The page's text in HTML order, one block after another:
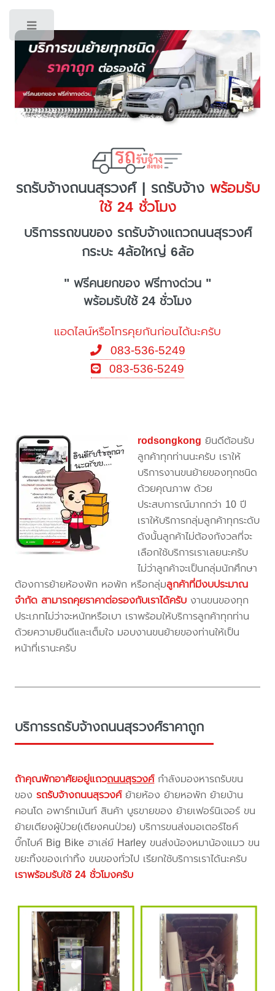
รถรับจ้างถนนสุรวงศ์ | รถรับจ้างพร้อมรับ
ใช้ 24 ชั่วโมง
บริการรถขนของ รถรับจ้างแถวถนนสุรวงศ์
กระบะ 4ล้อใหญ่ 6ล้อ
" ฟรีคนยกของ ฟรีทางด่วน "
พร้อมรับใช้ 24 ชั่วโมง
แอดไลน์หรือโทรคุยกันก่อนได้นะครับ
083-536-5249
083-536-5249
rodsongkong ยินดีต้อนรับ
ลูกค้าทุกท่านนะครับ เราให้
บริการงานขนย้ายของทุกชนิด
ด้วยคุณภาพ ด้วย
ประสบการณ์มากกว่า 10 ปี
เราให้บริการกลุ่มลูกค้าทุกระดับ
ดังนั้นลูกค้าไม่ต้องกังวลที่จะ
เลือกใช้บริการเราเลยนะครับ
ไม่ว่าลูกค้าจะเป็นกลุ่มนักศึกษา
ต้องการย้ายห้องพัก หอพัก หรือกลุ่มลูกค้าที่มีงบประมาณ
จำกัด สามารถคุยราคาต่อรองกับเราได้ครับ งานขนของทุก
ประเภทไม่ว่าจะหนักหรือเบา เราพร้อมให้บริการลูกค้าทุกท่าน
ด้วยความยินดีและเต็มใจ มอบงานขนย้ายของท่านให้เป็น
หน้าที่เรานะครับ
บริการรถรับจ้างถนนสุรวงศ์ราคาถูก
ถ้าคุณพักอาศัยอยู่แถวถนนสุรวงศ์กำลังมองหารถรับขน
ของรถรับจ้างถนนสุรวงศ์ย้ายห้อง ย้ายหอพัก ย้ายบ้าน
คอนโด อพาร์ทเม้นท์ สินค้า บูธขายของ ย้ายเฟอร์นิเจอร์ ขน
ย้ายเตียงผู้ป่วย(เตียงคนป่วย) บริการขนส่งมอเตอร์ไซค์
บิ๊กไบค์ Big Bike ฮาเล่ย์ Harley ขนส่งน้องหมาน้องแมว ขน
ขยะทิ้งของเก่าทิ้ง ขนของทั่วไป เรียกใช้บริการเราได้นะครับ
เราพร้อมรับใช้ 24 ชั่วโมงครับ
Toggle